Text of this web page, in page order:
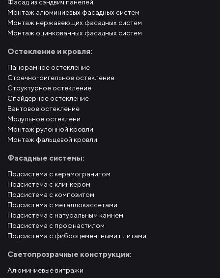
Фасад из сэндвич панелей
Монтаж алюминиевых фасадных систем
Монтаж нержавеющих фасадных систем
Монтаж оцинкованных фасадных систем
Остекление и кровля:
Панорамное остекление
Стоечно-ригельное остекление
Структурное остекление
Спайдерное остекление
Вантовое остекление
Модульное остеклени
Монтаж рулонной кровли
Монтаж фальцевой кровли
Фасадные системы:
Подсистема с керамогранитом
Подсистема с клинкером
Подсистема с композитом
Подсистема с металлокассетами
Подсистема с натуральным камнем
Подсистема с профнастилом
Подсистема с фиброцементными плитами
Светопрозрачные конструкции:
Алюминиевые витражи